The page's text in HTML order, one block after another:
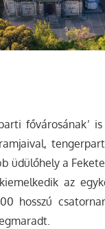
fővárosának’
üdülőhely a
az
hosszú